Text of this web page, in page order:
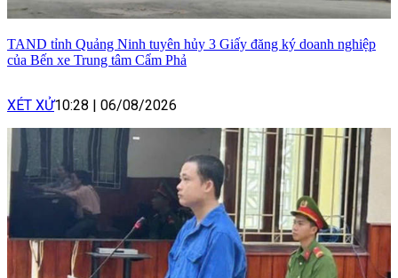
TAND tỉnh Quảng Ninh tuyên hủy 3 Giấy đăng ký doanh nghiệp
của Bến xe Trung tâm Cẩm Phả
XÉT XỬ10:28 | 06/08/2026